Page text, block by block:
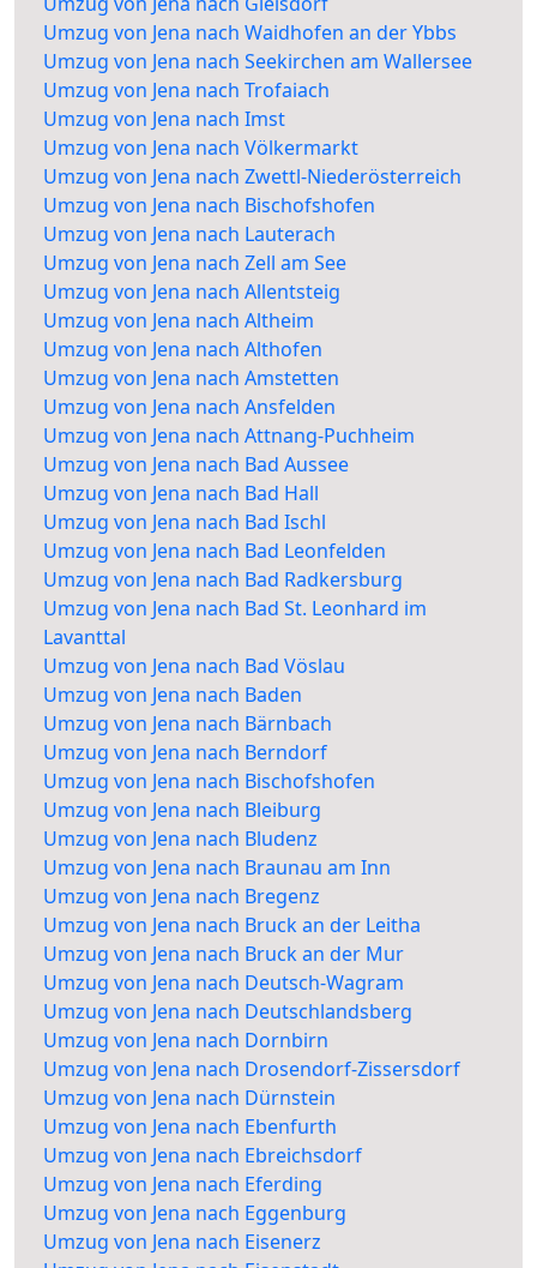
Umzug von Jena nach Waidhofen an der Ybbs
Umzug von Jena nach Seekirchen am Wallersee
Umzug von Jena nach Trofaiach
Umzug von Jena nach Imst
Umzug von Jena nach Völkermarkt
Umzug von Jena nach Zwettl-Niederösterreich
Umzug von Jena nach Bischofshofen
Umzug von Jena nach Lauterach
Umzug von Jena nach Zell am See
Umzug von Jena nach Allentsteig
Umzug von Jena nach Altheim
Umzug von Jena nach Althofen
Umzug von Jena nach Amstetten
Umzug von Jena nach Ansfelden
Umzug von Jena nach Attnang-Puchheim
Umzug von Jena nach Bad Aussee
Umzug von Jena nach Bad Hall
Umzug von Jena nach Bad Ischl
Umzug von Jena nach Bad Leonfelden
Umzug von Jena nach Bad Radkersburg
Umzug von Jena nach Bad St. Leonhard im
Lavanttal
Umzug von Jena nach Bad Vöslau
Umzug von Jena nach Baden
Umzug von Jena nach Bärnbach
Umzug von Jena nach Berndorf
Umzug von Jena nach Bischofshofen
Umzug von Jena nach Bleiburg
Umzug von Jena nach Bludenz
Umzug von Jena nach Braunau am Inn
Umzug von Jena nach Bregenz
Umzug von Jena nach Bruck an der Leitha
Umzug von Jena nach Bruck an der Mur
Umzug von Jena nach Deutsch-Wagram
Umzug von Jena nach Deutschlandsberg
Umzug von Jena nach Dornbirn
Umzug von Jena nach Drosendorf-Zissersdorf
Umzug von Jena nach Dürnstein
Umzug von Jena nach Ebenfurth
Umzug von Jena nach Ebreichsdorf
Umzug von Jena nach Eferding
Umzug von Jena nach Eggenburg
Umzug von Jena nach Eisenerz